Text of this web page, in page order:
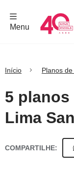
Menu
Início Planos de
5 planos
Lima
COMPARTILHE: